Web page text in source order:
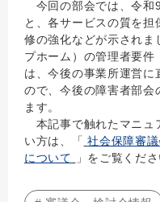
今回の部会では、令和
と、各サービスの質を
修の強化などが示されま
プホーム）の管理者要件
は、今後の事業所運営に
ので、今後の障害者部会
ます。
本記事で触れたマニュ
い方は、「 社会保障審
について
」をご覧くださ